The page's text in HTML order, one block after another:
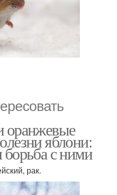
оранжевые
яблони:
с ними
рак.